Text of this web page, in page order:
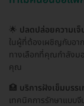
🌟 ปลดปล่อยความเจ็
ในผู้ที่ต้องเผชิญกับอาก
ทางเลือกที่คุณกำลังม
คุณ
🏥 บริการฝังเข็มบรร
เทคนิคการรักษาแบบ